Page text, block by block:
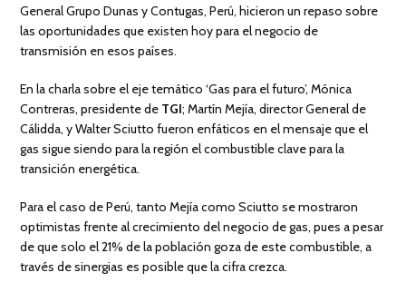
General Grupo Dunas y Contugas, Perú, hicieron un repaso sobre
las oportunidades que existen hoy para el negocio de
transmisión en esos países.
En la charla sobre el eje temático ‘Gas para el futuro’, Mónica
Contreras, presidente de TGI; Martín Mejía, director General de
Cálidda, y Walter Sciutto fueron enfáticos en el mensaje que el
gas sigue siendo para la región el combustible clave para la
transición energética.
Para el caso de Perú, tanto Mejía como Sciutto se mostraron
optimistas frente al crecimiento del negocio de gas, pues a pesar
de que solo el 21% de la población goza de este combustible, a
través de sinergias es posible que la cifra crezca.